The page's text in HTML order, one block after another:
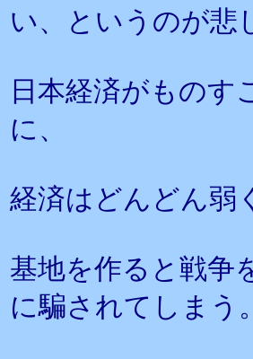
い、というのが悲
日本経済がものす
に、
経済はどんどん弱
基地を作ると戦争
に騙されてしまう。